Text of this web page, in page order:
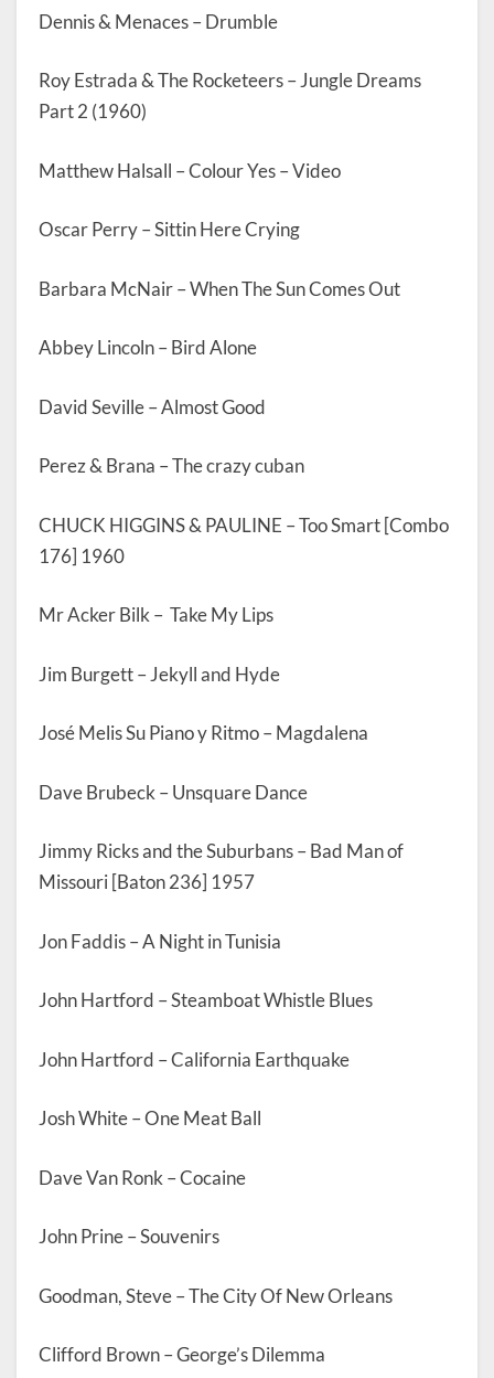
Dennis & Menaces – Drumble
Roy Estrada & The Rocketeers – Jungle Dreams
Part 2 (1960)
Matthew Halsall – Colour Yes – Video
Oscar Perry – Sittin Here Crying
Barbara McNair – When The Sun Comes Out
Abbey Lincoln – Bird Alone
David Seville – Almost Good
Perez & Brana – The crazy cuban
CHUCK HIGGINS & PAULINE – Too Smart [Combo
176] 1960
Mr Acker Bilk – Take My Lips
Jim Burgett – Jekyll and Hyde
José Melis Su Piano y Ritmo – Magdalena
Dave Brubeck – Unsquare Dance
Jimmy Ricks and the Suburbans – Bad Man of
Missouri [Baton 236] 1957
Jon Faddis – A Night in Tunisia
John Hartford – Steamboat Whistle Blues
John Hartford – California Earthquake
Josh White – One Meat Ball
Dave Van Ronk – Cocaine
John Prine – Souvenirs
Goodman, Steve – The City Of New Orleans
Clifford Brown – George’s Dilemma